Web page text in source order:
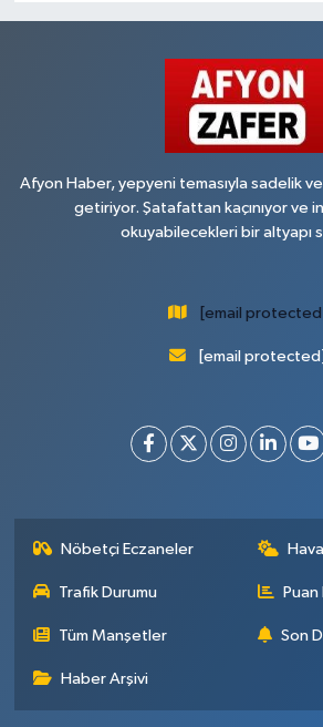
Afyon Haber, yepyeni temasıyla sadelik
getiriyor. Şatafattan kaçınıyor ve
okuyabilecekleri bir altyapı
[email protected]
[email protected]
Nöbetçi Eczaneler
Trafik Durumu
Tüm Manşetler Son
Haber Arşivi